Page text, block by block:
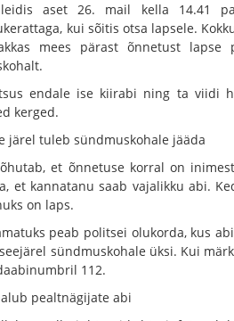
aset 26. mail kella 14.41
kui sõitis otsa lapsele.
mees pärast õnnetust lapse
endale ise kiirabi ning ta viidi
kerged.
järel tuleb sündmuskohale jääda
et õnnetuse korral on
et kannatanu saab vajalikku abi.
on laps.
peab politsei olukorda, kus
sündmuskohale üksi. Kui
112.
pealtnägijate abi